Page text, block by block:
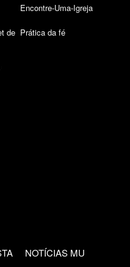
de
Encontre-Uma-Igreja
Prática da fé
NOTÍCIAS MU